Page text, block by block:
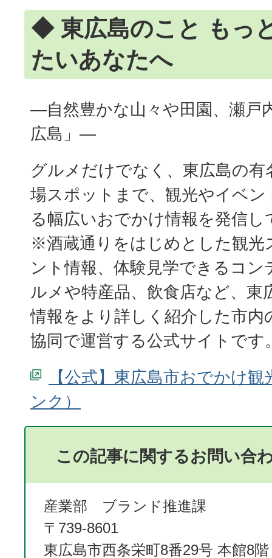
◆ 東広島のこと もっ
たいあなたへ
―自然豊かな山々や田園、瀬戸
広島」―
グルメだけでなく、東広島の
場スポットまで、観光やイベ
る幅広いおでかけ情報を発信し
※酒蔵通りをはじめとした観光
ント情報、体験見学できるコン
ルメや特産品、飲食店など、東
情報をより詳しく紹介した市内
協同で運営する公式サイトです
【公式】東広島市おでかけ観
この記事に関するお問い合
産業部 ブランド推進課
〒739-8601
東広島市西条栄町8番29号 本館8階